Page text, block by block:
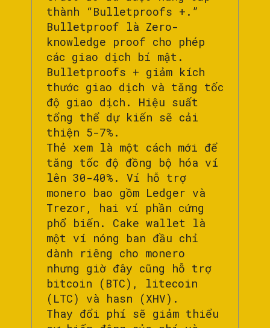
thành “Bulletproofs +.”
Bulletproof là Zero-
knowledge proof cho phép
các giao dịch bí mật.
Bulletproofs + giảm kích
thước giao dịch và tăng tốc
độ giao dịch. Hiệu suất
tổng thể dự kiến ​​sẽ cải
thiện 5-7%.
Thẻ xem là một cách mới để
tăng tốc độ đồng bộ hóa ví
lên 30-40%. Ví hỗ trợ
monero bao gồm Ledger và
Trezor, hai ví phần cứng
phổ biến. Cake wallet là
một ví nóng ban đầu chỉ
dành riêng cho monero
nhưng giờ đây cũng hỗ trợ
bitcoin (BTC), litecoin
(LTC) và hasn (XHV).
Thay đổi phí sẽ giảm thiểu